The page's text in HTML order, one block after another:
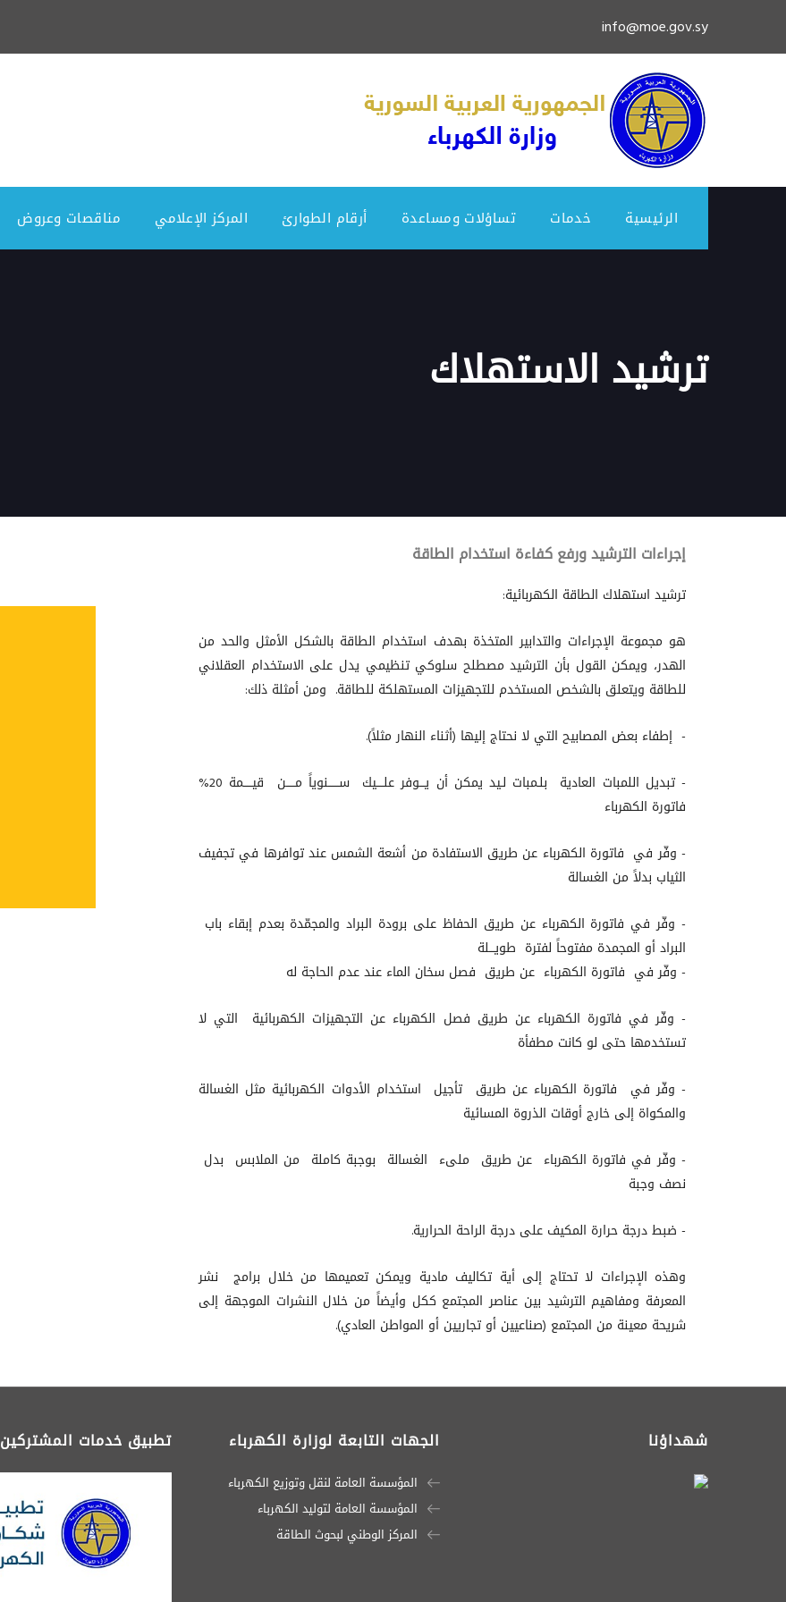
info@moe.gov.sy
الرئيسية خدمات تساؤلات ومساعدة أرقام الطوارئ المركز الإعلامي مناقصات وعروض
ترشيد الاستهلاك
إجراءات الترشيد ورفع كفاءة استخدام الطاقة
ترشيد استهلاك الطاقة الكهربائية:
هو مجموعة الإجراءات والتدابير المتخذة بهدف استخدام الطاقة بالشكل الأمثل والحد من
الهدر، ويمكن القول بأن الترشيد مصطلح سلوكي تنظيمي يدل على الاستخدام العقلاني
للطاقة ويتعلق بالشخص المستخدم للتجهيزات المستهلكة للطاقة. ومن أمثلة ذلك:
- إطفاء بعض المصابيح التي لا نحتاج إليها (أثناء النهار مثلاً).
- تبديل اللمبات العادية بلـمبات لـيد يمكن أن يـــوفر علــــيك ســــــنوياً مـــــن قيـــــمة 20%
فاتورة الكهرباء
- وفّر في فاتورة الكهرباء عن طريق الاستفادة من أشعة الشمس عند توافرها في تجفيف
الثياب بدلاً من الغسالة
- وفّر في فاتورة الكهرباء عن طريق الحفاظ على برودة البراد والمجمّدة بعدم إبقاء باب
البراد أو المجمدة مفتوحاً لفترة طويـــلة
- وفّر في فاتورة الكهرباء عن طريق فصل سخان الماء عند عدم الحاجة له
- وفّر في فاتورة الكهرباء عن طريق فصل الكهرباء عن التجهيزات الكهربائية التي لا
تستخدمها حتى لو كانت مطفأة
- وفّر في فاتورة الكهرباء عن طريق تأجيل استخدام الأدوات الكهربائية مثل الغسالة
والمكواة إلى خارج أوقات الذروة المسائية
- وفّر في فاتورة الكهرباء عن طريق ملىء الغسالة بوجبة كاملة من الملابس بدل
نصف وجبة
- ضبط درجة حرارة المكيف على درجة الراحة الحرارية.
وهذه الإجراءات لا تحتاج إلى أية تكاليف مادية ويمكن تعميمها من خلال برامج نشر
المعرفة ومفاهيم الترشيد بين عناصر المجتمع ككل وأيضاً من خلال النشرات الموجهة إلى
شريحة معينة من المجتمع (صناعيين أو تجاريين أو المواطن العادي).
شهداؤنا الجهات التابعة لوزارة الكهرباء
المؤسسة العامة لنقل وتوزيع الكهرباء
المؤسسة العامة لتوليد الكهرباء
المركز الوطني لبحوث الطاقة
تطبيق خدمات المشتركين